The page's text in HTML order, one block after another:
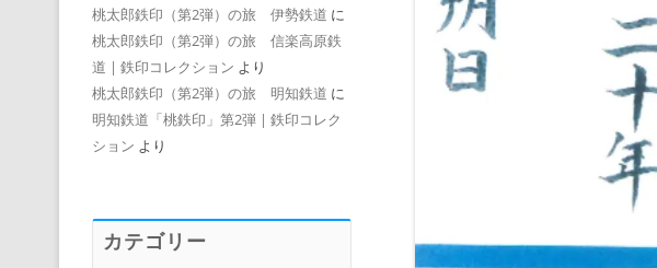
桃太郎鉄印（第2弾）の旅 伊勢鉄道 に
桃太郎鉄印（第2弾）の旅 信楽高原鉄
道 | 鉄印コレクション より
桃太郎鉄印（第2弾）の旅 明知鉄道 に
明知鉄道「桃鉄印」第2弾 | 鉄印コレク
ション より
カテゴリー